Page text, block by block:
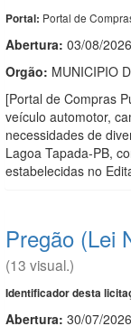
Portal: Portal de
Abertura: 03/08/
Orgão: MUNICIPIO
[Portal de Compras
veículo automotor,
necessidades de
Lagoa Tapada-PB,
estabelecidas no
Pregão (Lei
(13 visual.)
Identificador desta
Abertura: 30/07/